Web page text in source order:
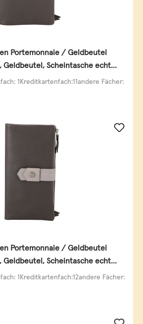
Portemonnaie / Geldbeutel
Geldbeutel, Scheintasche echt
1Kreditkartenfach:11andere Fächer:
Portemonnaie / Geldbeutel
Geldbeutel, Scheintasche echt
1Kreditkartenfach:12andere Fächer: